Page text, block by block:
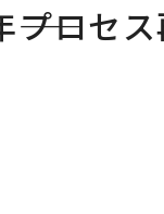
プロセ